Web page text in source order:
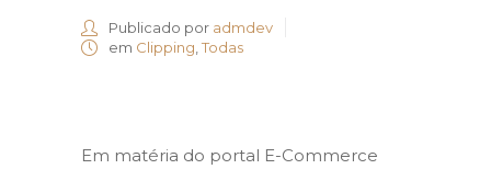
Publicado por admdev
em Clipping,Todas
Em matéria do portal E-Commerce